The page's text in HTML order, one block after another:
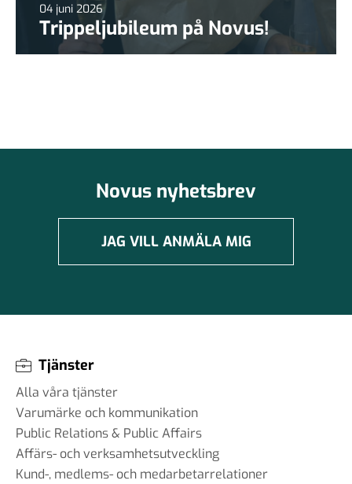
04 juni 2026
Trippeljubileum på Novus!
Novus nyhetsbrev
JAG VILL ANMÄLA MIG
Tjänster
Alla våra tjänster
Varumärke och kommunikation
Public Relations & Public Affairs
Affärs- och verksamhetsutveckling
Kund-, medlems- och medarbetarrelationer